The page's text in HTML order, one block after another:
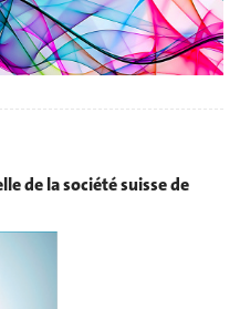
de la société suisse de